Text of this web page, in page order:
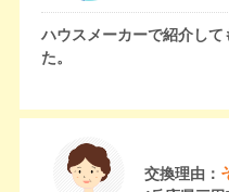
ハウスメーカーで紹介し
た。
交換理由：